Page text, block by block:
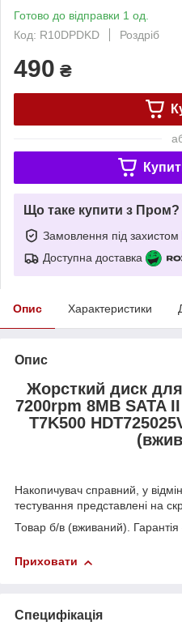
Готово до відправки 1 од.
Код: R10DPDKD
Роздріб
490 ₴
Що таке купити з Пром?
Замовлення під захистом
Доступна доставка
Опис Характеристики
Опис
Жорсткий диск
7200rpm 8MB SATA
T7K500
Накопичувач справний, у
тестування представлені на
Товар б/в (вживаний).
Приховати
Специфікація